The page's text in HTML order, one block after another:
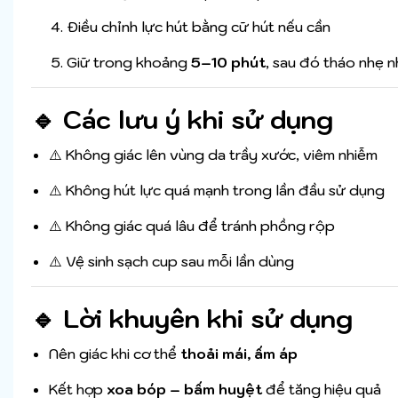
Điều chỉnh lực hút bằng cữ hút nếu cần
Giữ trong khoảng 5–10 phút, sau đó tháo nhẹ
🔹 Các lưu ý khi sử dụng
⚠️ Không giác lên vùng da trầy xước, viêm nhiễm
⚠️ Không hút lực quá mạnh trong lần đầu sử dụng
⚠️ Không giác quá lâu để tránh phồng rộp
⚠️ Vệ sinh sạch cup sau mỗi lần dùng
🔹 Lời khuyên khi sử dụng
Nên giác khi cơ thể thoải mái, ấm áp
Kết hợp xoa bóp – bấm huyệtđể tăng hiệu quả